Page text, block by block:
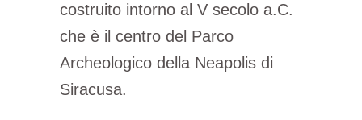
costruito intorno al V secolo a.C.
che è il centro del Parco
Archeologico della Neapolis di
Siracusa.